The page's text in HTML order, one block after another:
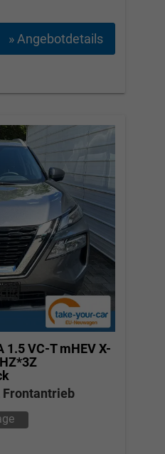
» Angebotdetails
1.5 VC-T mHEV X-
Frontantrieb